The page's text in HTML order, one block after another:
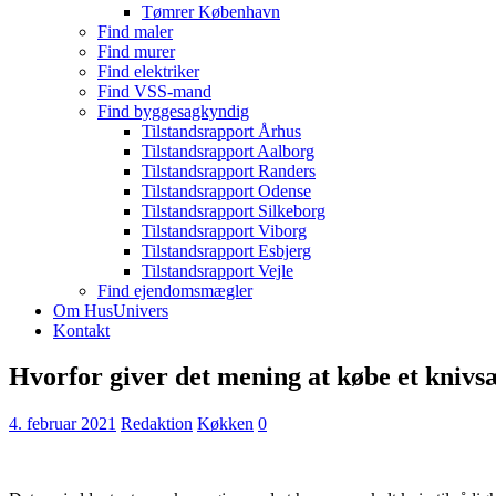
Tømrer København
Find maler
Find murer
Find elektriker
Find VSS-mand
Find byggesagkyndig
Tilstandsrapport Århus
Tilstandsrapport Aalborg
Tilstandsrapport Randers
Tilstandsrapport Odense
Tilstandsrapport Silkeborg
Tilstandsrapport Viborg
Tilstandsrapport Esbjerg
Tilstandsrapport Vejle
Find ejendomsmægler
Om HusUnivers
Kontakt
Hvorfor giver det mening at købe et
4. februar 2021 Redaktion Køkken 0